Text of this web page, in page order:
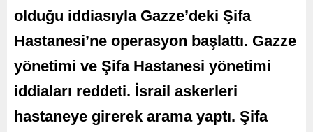
olduğu iddiasıyla Gazze’deki Şifa
Hastanesi’ne operasyon başlattı. Gazze
yönetimi ve Şifa Hastanesi yönetimi
iddiaları reddeti. İsrail askerleri
hastaneye girerek arama yaptı. Şifa